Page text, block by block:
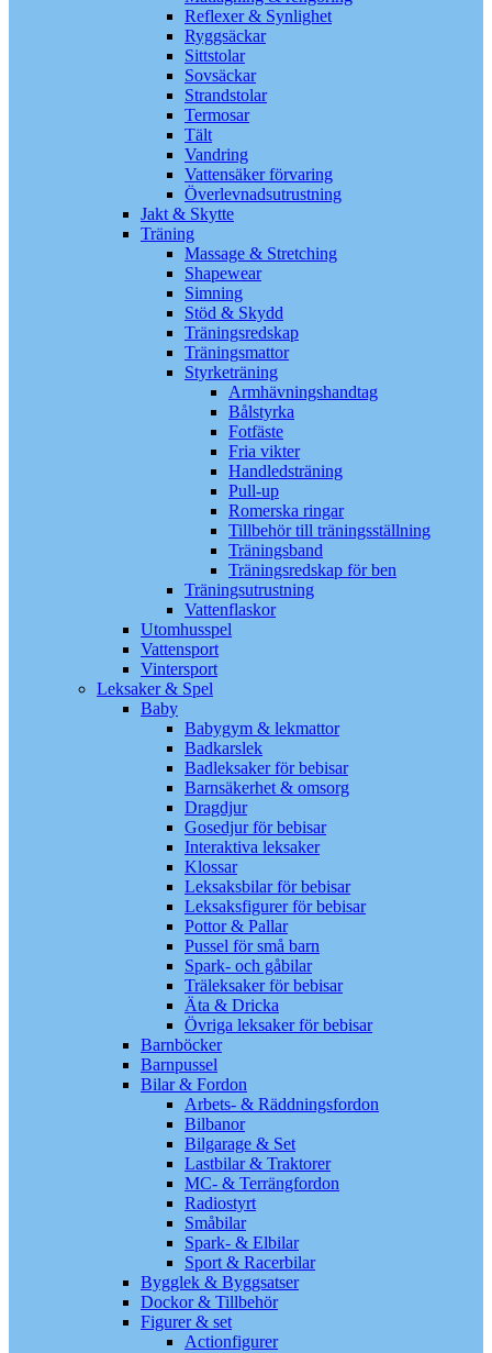
Reflexer & Synlighet
Ryggsäckar
Sittstolar
Sovsäckar
Strandstolar
Termosar
Tält
Vandring
Vattensäker förvaring
Överlevnadsutrustning
Jakt & Skytte
Träning
Massage & Stretching
Shapewear
Simning
Stöd & Skydd
Träningsredskap
Träningsmattor
Styrketräning
Armhävningshandtag
Bålstyrka
Fotfäste
Fria vikter
Handledsträning
Pull-up
Romerska ringar
Tillbehör till träningsställning
Träningsband
Träningsredskap för ben
Träningsutrustning
Vattenflaskor
Utomhusspel
Vattensport
Vintersport
Leksaker & Spel
Baby
Babygym & lekmattor
Badkarslek
Badleksaker för bebisar
Barnsäkerhet & omsorg
Dragdjur
Gosedjur för bebisar
Interaktiva leksaker
Klossar
Leksaksbilar för bebisar
Leksaksfigurer för bebisar
Pottor & Pallar
Pussel för små barn
Spark- och gåbilar
Träleksaker för bebisar
Äta & Dricka
Övriga leksaker för bebisar
Barnböcker
Barnpussel
Bilar & Fordon
Arbets- & Räddningsfordon
Bilbanor
Bilgarage & Set
Lastbilar & Traktorer
MC- & Terrängfordon
Radiostyrt
Småbilar
Spark- & Elbilar
Sport & Racerbilar
Bygglek & Byggsatser
Dockor & Tillbehör
Figurer & set
Actionfigurer